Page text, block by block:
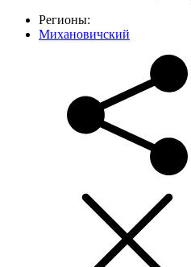
Регионы:
Михановичский